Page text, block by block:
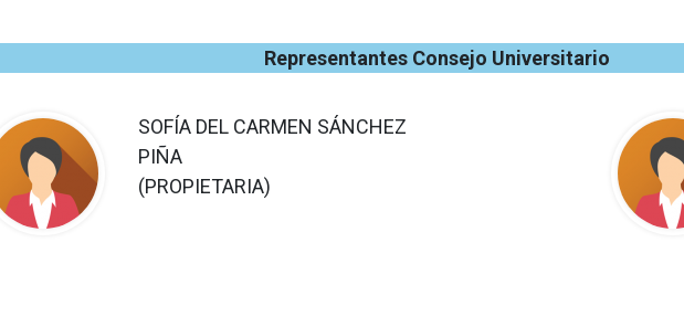
Representantes Consejo Universitario
SOFÍA DEL CARMEN SÁNCHEZ
PIÑA
(PROPIETARIA)